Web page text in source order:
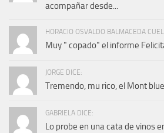
acompañar desde...
HORACIO OSVALDO BALMACEDA
Muy " copado" el informe
JORGE DICE:
Tremendo, mu rico, el Mont
GABRIELA DICE:
Lo probe en una cata de vinos